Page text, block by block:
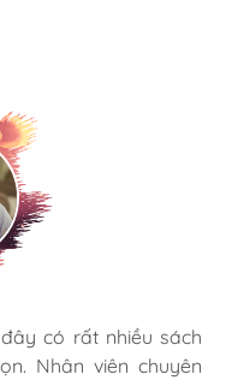
có rất nhiều sách
Nhân viên chuyên
có rất nhiều sách
Nhân viên chuyên
có rất nhiều sách
Nhân viên chuyên